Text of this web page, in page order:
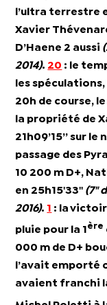
l’ultra terrestre
Xavier
D’Haene 2 aussi
2014). 20 :
le
les
20h de course,
la propriété de
21h09’15’’ sur
passage des
10 200 m D+,
en 25h15'33'' (7"
2016). 1 : la
pluie pour la 1 ère
000 m de D+
l’avait emporté
avaient franchi